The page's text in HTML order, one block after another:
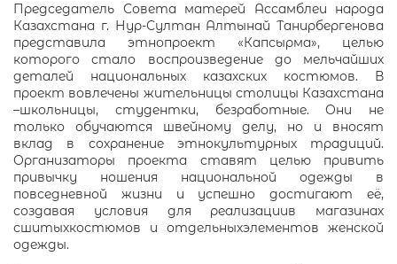
Председатель Совета матерей Ассамблеи народа
Казахстана г. Нур-Султан Алтынай Танирбергенова
представила этнопроект «Капсырма», целью
которого стало воспроизведение до мельчайших
деталей национальных казахских костюмов. В
проект вовлечены жительницы столицы Казахстана
–школьницы, студентки, безработные. Они не
только обучаются швейному делу, но и вносят
вклад в сохранение этнокультурных традиций.
Организаторы проекта ставят целью привить
привычку ношения национальной одежды в
повседневной жизни и успешно достигают её,
создавая условия для реализациив магазинах
сшитыхкостюмов и отдельныхэлементов женской
одежды.